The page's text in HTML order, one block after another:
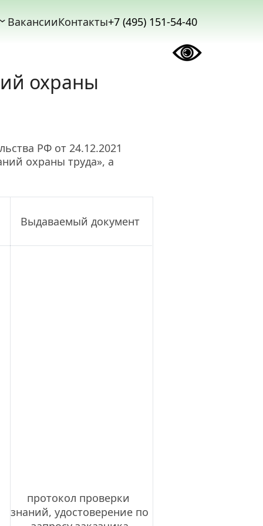
ВакансииКонтакты+7 (495) 151-54-40
охраны
охраны труда», а
Выдаваемый документ
протокол проверки